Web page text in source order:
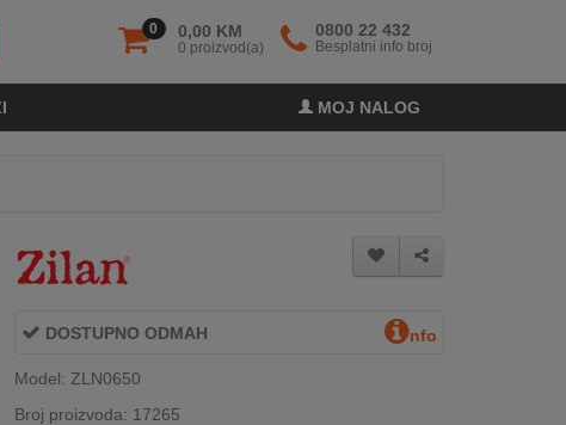
0 0,00 KM
0 proizvod(a)
0800 22 432
Besplatni info broj
MOJ NALOG
DOSTUPNO ODMAH nfo
Model: ZLN0650
Broj proizvoda: 17265